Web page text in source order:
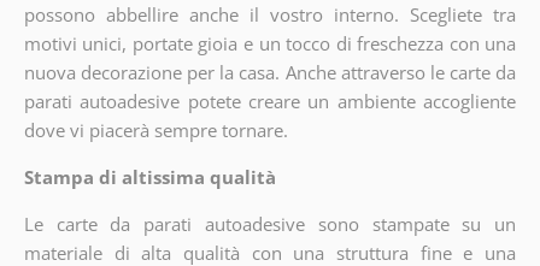
possono abbellire anche il vostro interno. Scegliete tra
motivi unici, portate gioia e un tocco di freschezza con una
nuova decorazione per la casa. Anche attraverso le carte da
parati autoadesive potete creare un ambiente accogliente
dove vi piacerà sempre tornare.
Stampa di altissima qualità
Le carte da parati autoadesive sono stampate su un
materiale di alta qualità con una struttura fine e una